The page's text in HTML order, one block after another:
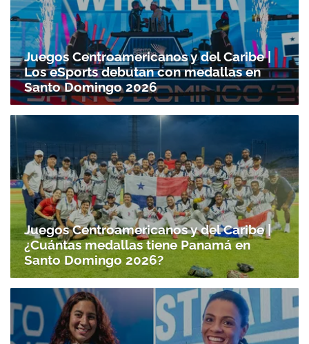
Juegos Centroamericanos y del Caribe |
Los eSports debutan con medallas en
Santo Domingo 2026
Juegos Centroamericanos y del Caribe |
¿Cuántas medallas tiene Panamá en
Santo Domingo 2026?